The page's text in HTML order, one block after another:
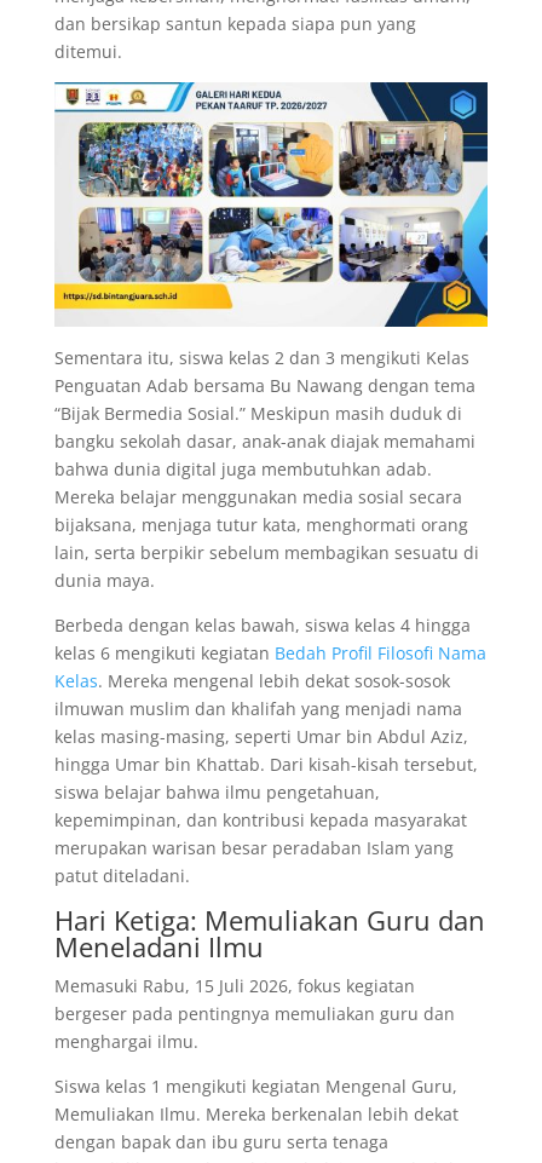
dan bersikap santun kepada siapa pun yang
ditemui.
Sementara itu, siswa kelas 2 dan 3 mengikuti Kelas
Penguatan Adab bersama Bu Nawang dengan tema
“Bijak Bermedia Sosial.” Meskipun masih duduk di
bangku sekolah dasar, anak-anak diajak memahami
bahwa dunia digital juga membutuhkan adab.
Mereka belajar menggunakan media sosial secara
bijaksana, menjaga tutur kata, menghormati orang
lain, serta berpikir sebelum membagikan sesuatu di
dunia maya.
Berbeda dengan kelas bawah, siswa kelas 4 hingga
kelas 6 mengikuti kegiatan Bedah Profil Filosofi Nama
Kelas. Mereka mengenal lebih dekat sosok-sosok
ilmuwan muslim dan khalifah yang menjadi nama
kelas masing-masing, seperti Umar bin Abdul Aziz,
hingga Umar bin Khattab. Dari kisah-kisah tersebut,
siswa belajar bahwa ilmu pengetahuan,
kepemimpinan, dan kontribusi kepada masyarakat
merupakan warisan besar peradaban Islam yang
patut diteladani.
Hari Ketiga: Memuliakan Guru dan
Meneladani Ilmu
Memasuki Rabu, 15 Juli 2026, fokus kegiatan
bergeser pada pentingnya memuliakan guru dan
menghargai ilmu.
Siswa kelas 1 mengikuti kegiatan Mengenal Guru,
Memuliakan Ilmu. Mereka berkenalan lebih dekat
dengan bapak dan ibu guru serta tenaga